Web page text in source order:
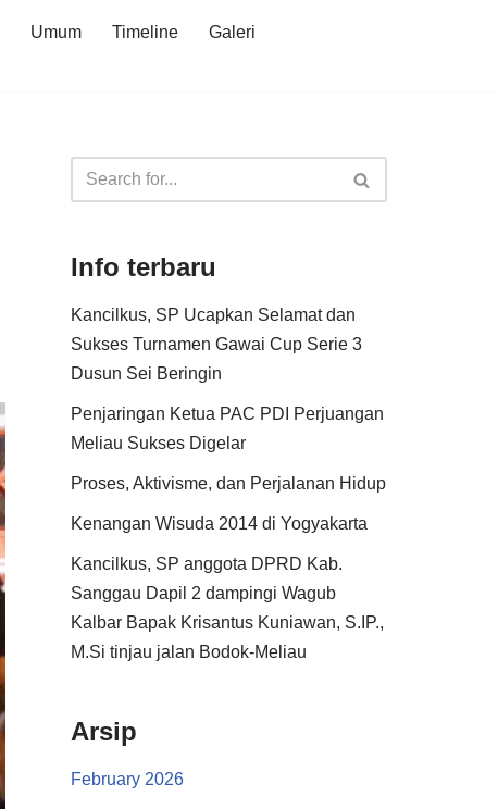
Umum Timeline
Galeri
Info terbaru
Kancilkus, SP Ucapkan Selamat dan
Sukses Turnamen Gawai Cup Serie 3
Dusun Sei Beringin
Penjaringan Ketua PAC PDI Perjuangan
Meliau Sukses Digelar
Proses, Aktivisme, dan Perjalanan Hidup
Kenangan Wisuda 2014 di Yogyakarta
Kancilkus, SP anggota DPRD Kab.
Sanggau Dapil 2 dampingi Wagub
Kalbar Bapak Krisantus Kuniawan, S.IP.,
M.Si tinjau jalan Bodok-Meliau
Arsip
February 2026